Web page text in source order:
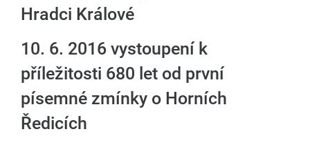
Hradci Králové
10. 6. 2016 vystoupení k
příležitosti 680 let od první
písemné zmínky o Horních
Ředicích